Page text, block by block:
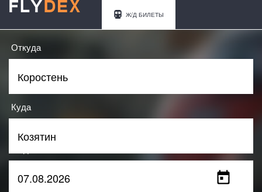
Ж/Д БИЛЕТЫ
Откуда
Куда